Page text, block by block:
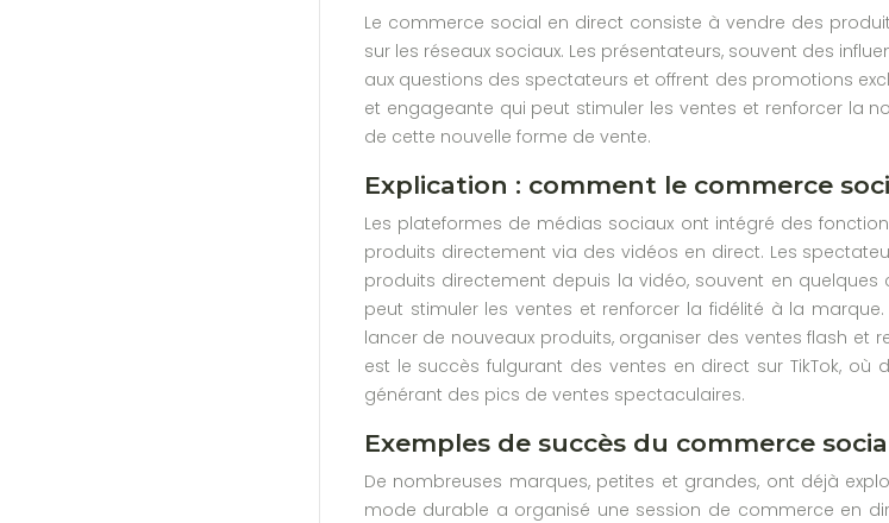
Le commerce social en direct consiste à vendre des
sur les réseaux sociaux. Les présentateurs, souvent des
aux questions des spectateurs et offrent des promotions
et engageante qui peut stimuler les ventes et renforcer la
de cette nouvelle forme de vente.
Explication : comment le commerce
Les plateformes de médias sociaux ont intégré des
produits directement via des vidéos en direct. Les
produits directement depuis la vidéo, souvent en
peut stimuler les ventes et renforcer la fidélité à la
lancer de nouveaux produits, organiser des ventes flash et
est le succès fulgurant des ventes en direct sur TikTok,
générant des pics de ventes spectaculaires.
Exemples de succès du commerce
De nombreuses marques, petites et grandes, ont déjà
mode durable a organisé une session de commerce en